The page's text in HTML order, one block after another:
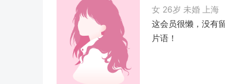
女 26岁 未婚 上海
这会员很懒，没有
片语！